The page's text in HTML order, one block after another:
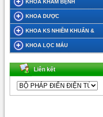
KHOA KHÁM BỆNH
KHOA DƯỢC
KHOA KS NHIỄM KHUẨN &
DINH DƯỠNG TIẾT CHẾ
KHOA LỌC MÁU
Liên kết